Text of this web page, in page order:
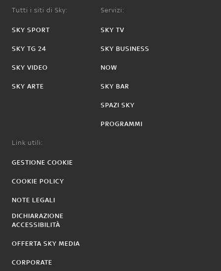
Tutti i siti di Sky:
SKY SPORT
SKY TG 24
SKY VIDEO
SKY ARTE
Servizi:
SKY TV
SKY BUSINESS
NOW
SKY BAR
SPAZI SKY
PROGRAMMI
Link utili:
GESTIONE COOKIE
COOKIE POLICY
NOTE LEGALI
DICHIARAZIONE
ACCESSIBILITÀ
OFFERTA SKY MEDIA
CORPORATE